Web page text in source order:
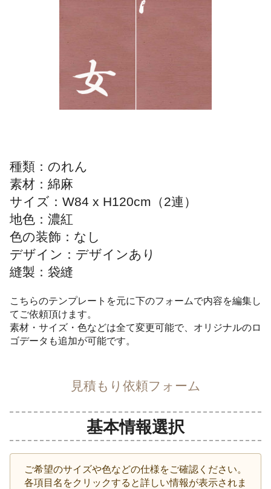
種類：のれん
素材：綿麻
サイズ：W84 x H120cm（2連）
地色：濃紅
色の装飾：なし
デザイン：デザインあり
縫製：袋縫
こちらのテンプレートを元に下のフォームで内容を編集し
てご依頼頂けます。
素材・サイズ・色などは全て変更可能で、オリジナルのロ
ゴデータも追加が可能です。
見積もり依頼フォーム
基本情報選択
ご希望のサイズや色などの仕様をご確認ください。
各項目名をクリックすると詳しい情報が表示されま